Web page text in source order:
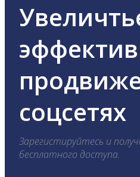
соцсетях
Зарегистируйтесь и
бесплатного доступа.